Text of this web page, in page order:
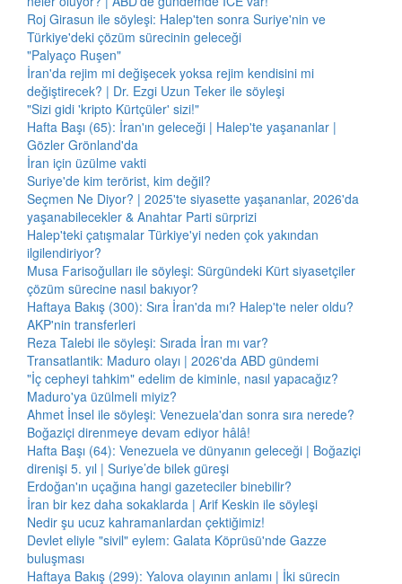
Roj Girasun ile söyleşi: Halep'ten sonra Suriye'nin ve
Türkiye'deki çözüm sürecinin geleceği
"Palyaço Ruşen"
İran'da rejim mi değişecek yoksa rejim kendisini mi
değiştirecek? | Dr. Ezgi Uzun Teker ile söyleşi
"Sizi gidi 'kripto Kürtçüler' sizi!"
Hafta Başı (65): İran'ın geleceği | Halep'te yaşananlar |
Gözler Grönland'da
İran için üzülme vakti
Suriye'de kim terörist, kim değil?
Seçmen Ne Diyor? | 2025'te siyasette yaşananlar, 2026'da
yaşanabilecekler & Anahtar Parti sürprizi
Halep'teki çatışmalar Türkiye'yi neden çok yakından
ilgilendiriyor?
Musa Farisoğulları ile söyleşi: Sürgündeki Kürt siyasetçiler
çözüm sürecine nasıl bakıyor?
Haftaya Bakış (300): Sıra İran'da mı? Halep'te neler oldu?
AKP'nin transferleri
Reza Talebi ile söyleşi: Sırada İran mı var?
Transatlantik: Maduro olayı | 2026'da ABD gündemi
"İç cepheyi tahkim" edelim de kiminle, nasıl yapacağız?
Maduro'ya üzülmeli miyiz?
Ahmet İnsel ile söyleşi: Venezuela'dan sonra sıra nerede?
Boğaziçi direnmeye devam ediyor hâlâ!
Hafta Başı (64): Venezuela ve dünyanın geleceği | Boğaziçi
direnişi 5. yıl | Suriye’de bilek güreşi
Erdoğan'ın uçağına hangi gazeteciler binebilir?
İran bir kez daha sokaklarda | Arif Keskin ile söyleşi
Nedir şu ucuz kahramanlardan çektiğimiz!
Devlet eliyle "sivil" eylem: Galata Köprüsü'nde Gazze
buluşması
Haftaya Bakış (299): Yalova olayının anlamı | İki sürecin